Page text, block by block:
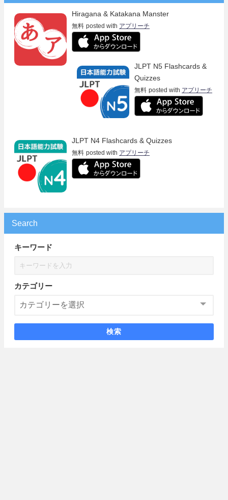
Hiragana & Katakana Manster
無料 posted with アプリーチ
JLPT N5 Flashcards &
Quizzes
無料 posted with アプリーチ
JLPT N4 Flashcards & Quizzes
無料 posted with アプリーチ
Search
キーワード
カテゴリー
検索